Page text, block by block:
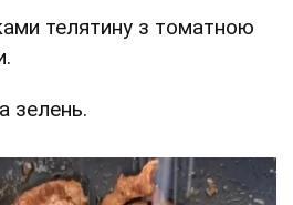
телятину з томатною
зелень.